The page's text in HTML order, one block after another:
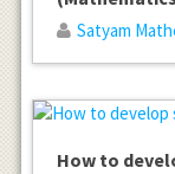
Satyam
How to